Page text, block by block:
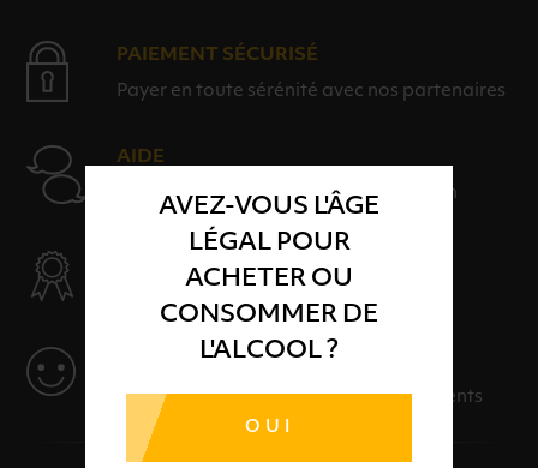
AVEZ-VOUS L'ÂGE
LÉGAL POUR
ACHETER OU
CONSOMMER DE
L'ALCOOL ?
OUI
PAIEMENT SÉCURISÉ
Payer en toute sérénité avec nos partenaires
AIDE
Nos conseillers sont à votre disposition
Des solutions adaptées à vos événements